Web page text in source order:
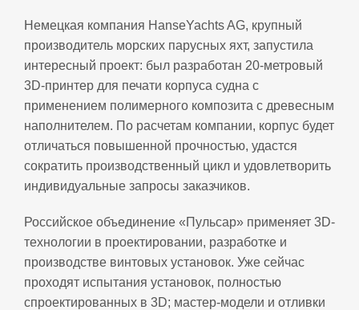
Немецкая компания HanseYachts AG, крупный
производитель морских парусных яхт, запустила
интересный проект: был разработан 20-метровый
3D-принтер для печати корпуса судна с
применением полимерного композита с древесным
наполнителем. По расчетам компании, корпус будет
отличаться повышенной прочностью, удастся
сократить производственный цикл и удовлетворить
индивидуальные запросы заказчиков.
Российское объединение «Пульсар» применяет 3D-
технологии в проектировании, разработке и
производстве винтовых установок. Уже сейчас
проходят испытания установок, полностью
спроектированных в 3D; мастер-модели и отливки